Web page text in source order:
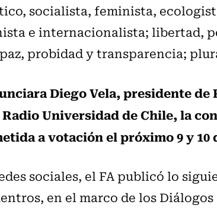
socialista, feminista,
e internacionalista; libertad,
probidad y transparencia;
Diego Vela, presidente de
Universidad de Chile, la
a votación el próximo 9 y 10
sociales, el FA publicó lo
en el marco de los